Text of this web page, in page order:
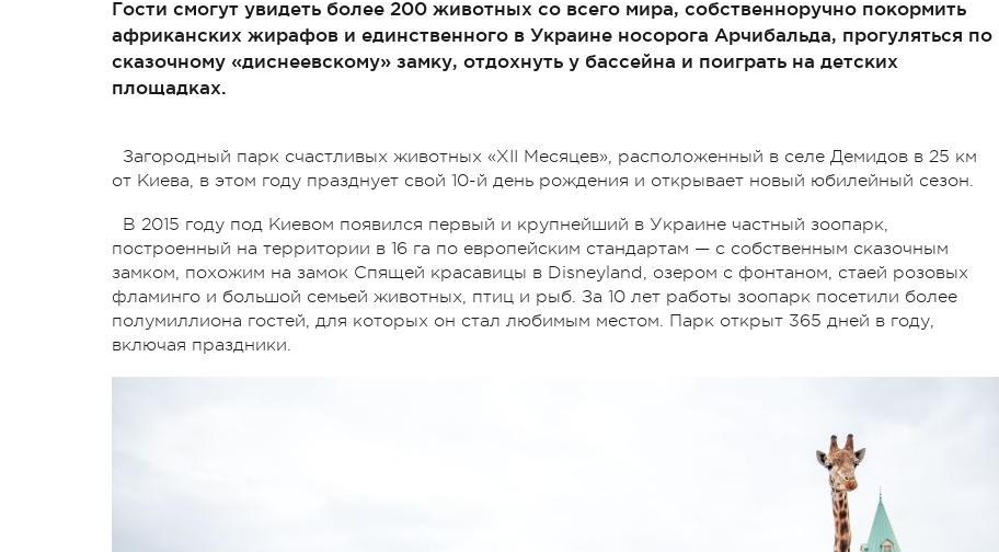
Гости смогут увидеть более 200 животных со всего мира, собственноручно покормить
африканских жирафов и единственного в Украине носорога Арчибальда, прогуляться по
сказочному «диснеевскому» замку, отдохнуть у бассейна и поиграть на детских
площадках.
Загородный парк счастливых животных «XII Месяцев», расположенный в селе Демидов в 25 км
от Киева, в этом году празднует свой 10-й день рождения и открывает новый юбилейный сезон.
В 2015 году под Киевом появился первый и крупнейший в Украине частный зоопарк,
построенный на территории в 16 га по европейским стандартам — с собственным сказочным
замком, похожим на замок Спящей красавицы в Disneyland, озером с фонтаном, стаей розовых
фламинго и большой семьей животных, птиц и рыб. За 10 лет работы зоопарк посетили более
полумиллиона гостей, для которых он стал любимым местом. Парк открыт 365 дней в году,
включая праздники.